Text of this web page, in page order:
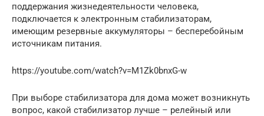
поддержания жизнедеятельности человека,
подключается к электронным стабилизаторам,
имеющим резервные аккумуляторы – бесперебойным
источникам питания.
https://youtube.com/watch?v=M1Zk0bnxG-w
При выборе стабилизатора для дома может возникнуть
вопрос, какой стабилизатор лучше – релейный или